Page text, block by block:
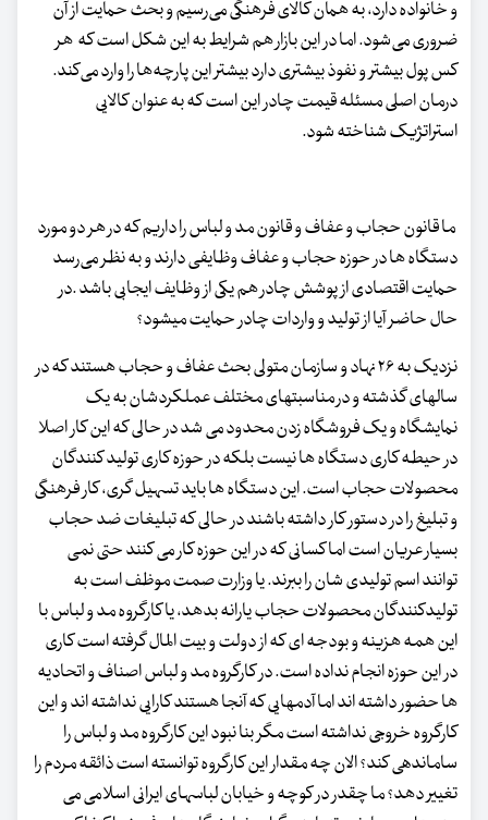
و خانواده دارد، به همان کالای فرهنگی می‌رسیم و بحث حمایت از آن
ضروری می‌شود. اما در این بازار هم شرایط به این شکل است که هر
کس پول بیشتر و نفوذ بیشتری دارد بیشتر این پارچه‌ها را وارد می‌کند.
درمان اصلی مسئله قیمت چادر این است که به عنوان کالایی
استراتژیک شناخته شود.
ما قانون حجاب و عفاف و قانون مد و لباس را داریم که در هر دو مورد
دستگاه ها در حوزه حجاب و عفاف وظایفی دارند و به نظر می‌رسد
حمایت اقتصادی از پوشش چادر هم یکی از وظایف ایجابی باشد .در
حال حاضر آیا از تولید و واردات چادر حمایت میشود؟
نزدیک به ۲۶ نهاد و سازمان متولی بحث عفاف و حجاب هستند که در
سالهای گذشته و در مناسبتهای مختلف عملکردشان به یک
نمایشگاه و یک فروشگاه زدن محدود می شد در حالی که این کار اصلا
در حیطه کاری دستگاه ها نیست بلکه در حوزه کاری تولید کنندگان
محصولات حجاب است. این دستگاه ها باید تسهیل گری، کار فرهنگی
و تبلیغ را در دستور کار داشته باشند در حالی که تبلیغات ضد حجاب
بسیار عریان است اما کسانی که در این حوزه کار می کنند حتی نمی
توانند اسم تولیدی شان را ببرند. یا وزارت صمت موظف است به
تولیدکنندگان محصولات حجاب یارانه بدهد، یا کارگروه مد و لباس با
این همه هزینه و بودجه ای که از دولت و بیت المال گرفته است کاری
در این حوزه انجام نداده است. در کارگروه مد و لباس اصناف و اتحادیه
ها حضور داشته اند اما آدمهایی که آنجا هستند کارایی نداشته اند و این
کارگروه خروجی نداشته است مگر بنا نبود این کارگروه مد و لباس را
ساماندهی کند؟ الان چه مقدار این کارگروه توانسته است ذائقه مردم را
تغییر دهد؟ ما چقدر در کوچه و خیابان لباسهای ایرانی اسلامی می